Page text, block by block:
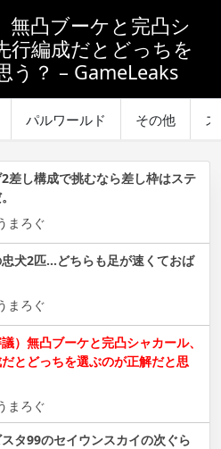
無凸ブーケと完凸シ
行編成だとどっちを
う？ – GameLeaks
パルワールド その他
2差し構成で挑むなら差し枠はステ
まろぐ
忠犬2匹…どちらも足が速くておば
まろぐ
）無凸ブーケと完凸シャカール、
とどっちを選ぶのが正解だと思
まろぐ
スタ99のセイウンスカイの次ぐら